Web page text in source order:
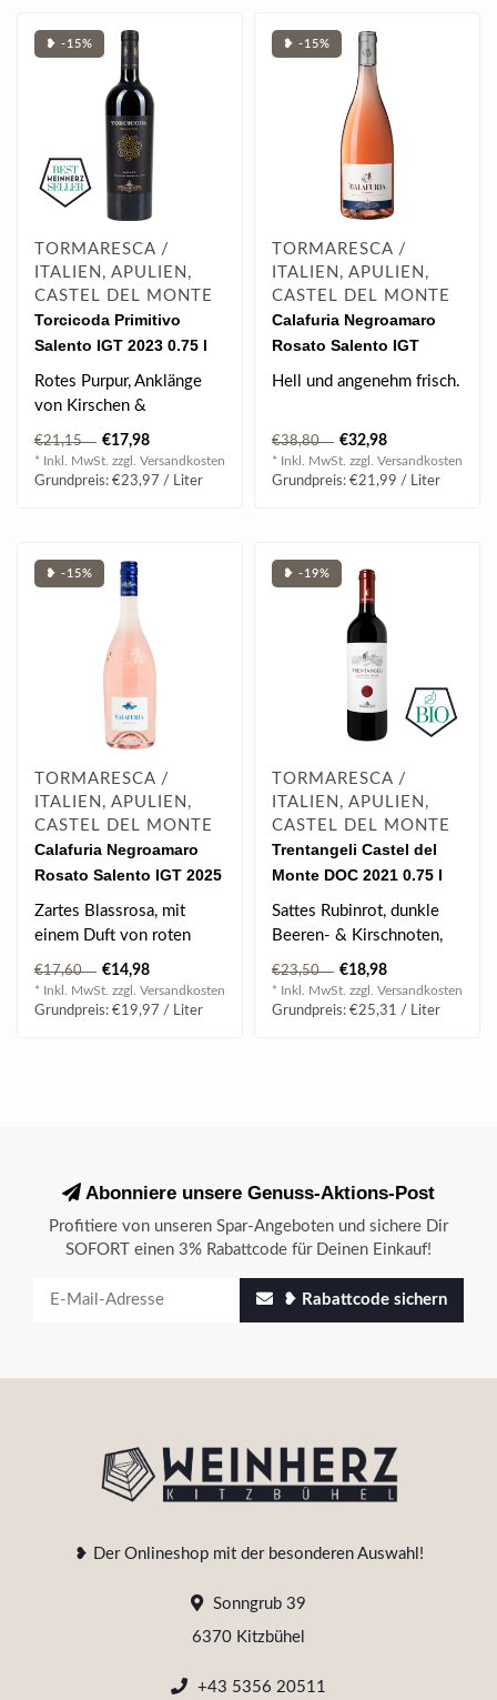
❥ -15%
TORMARESCA /
ITALIEN, APULIEN,
CASTEL DEL MONTE
Torcicoda Primitivo
Salento IGT 2023 0.75 l
Rotes Purpur, Anklänge
von Kirschen &
Zwetschgen, gut
integrierte Holztöne, bl..
€21,15 €17,98
* Inkl. MwSt. zzgl. Versandkosten
Grundpreis: €23,97 / Liter
❥ -15%
TORMARESCA /
ITALIEN, APULIEN,
CASTEL DEL MONTE
Calafuria Negroamaro
Rosato Salento IGT
Magnum 2025 1.5 l
Hell und angenehm frisch.
€38,80 €32,98
* Inkl. MwSt. zzgl. Versandkosten
Grundpreis: €21,99 / Liter
❥ -15%
TORMARESCA /
ITALIEN, APULIEN,
CASTEL DEL MONTE
Calafuria Negroamaro
Rosato Salento IGT 2025
0.75 l
Zartes Blassrosa, mit
einem Duft von roten
Früchten, sanfte und feine
Würze, e..
€17,60 €14,98
* Inkl. MwSt. zzgl. Versandkosten
Grundpreis: €19,97 / Liter
❥ -19%
TORMARESCA /
ITALIEN, APULIEN,
CASTEL DEL MONTE
Trentangeli Castel del
Monte DOC 2021 0.75 l
Sattes Rubinrot, dunkle
Beeren- & Kirschnoten,
zarter Schokotouch,
cremig & fü..
€23,50 €18,98
* Inkl. MwSt. zzgl. Versandkosten
Grundpreis: €25,31 / Liter
Abonniere unsere Genuss-Aktions-Post
Profitiere von unseren Spar-Angeboten und sichere Dir
SOFORT einen 3% Rabattcode für Deinen Einkauf!
❥ Rabattcode sichern
❥ Der Onlineshop mit der besonderen Auswahl!
Sonngrub 39
6370 Kitzbühel
+43 5356 20511